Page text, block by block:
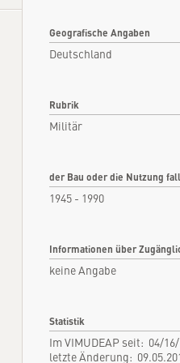
Geografische Angaben
Deutschland
Rubrik
Militär
der Bau oder die Nutzung
1945 - 1990
Informationen über
keine Angabe
Statistik
Im VIMUDEAP seit: 04/
letzte Änderung:
Fachartikel
Kommentare